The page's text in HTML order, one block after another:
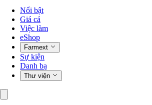
Nổi bật
Giá cả
Việc làm
eShop
Farmext
Sự kiện
Danh bạ
Thư viện